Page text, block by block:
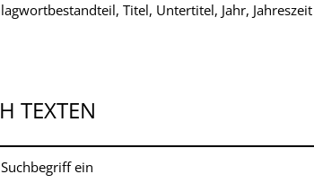
Titel, Untertitel, Jahr,
TEXTEN